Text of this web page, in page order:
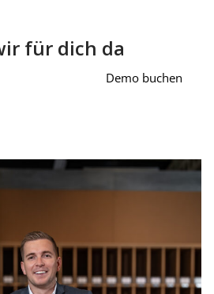
für dich da
Demo buchen